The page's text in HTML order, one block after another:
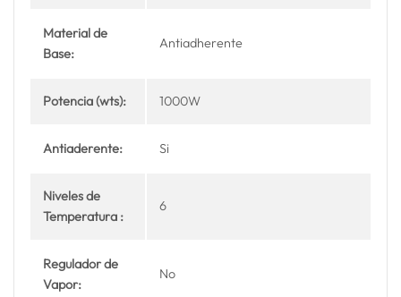
Material de
Base:
Antiadherente
Potencia (wts): 1000W
Antiaderente: Si
Niveles de
Temperatura :
6
Regulador de
Vapor:
No